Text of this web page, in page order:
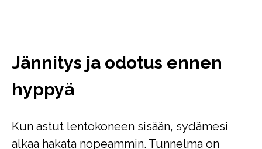
Jännitys ja odotus ennen
hyppyä
Kun astut lentokoneen sisään, sydämesi
alkaa hakata nopeammin. Tunnelma on